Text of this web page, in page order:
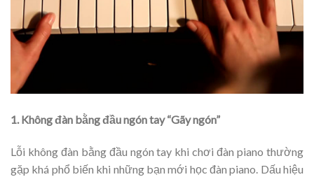
1. Không đàn bằng đầu ngón tay “Gãy ngón”
Lỗi không đàn bằng đầu ngón tay khi chơi đàn piano thường
gặp khá phổ biến khi những bạn mới học đàn piano. Dấu hiệu